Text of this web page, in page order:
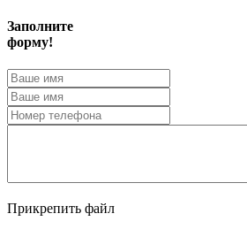
Заполните
форму!
Прикрепить файл